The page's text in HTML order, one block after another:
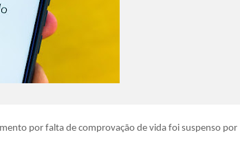
por falta de comprovação de vida foi suspenso por